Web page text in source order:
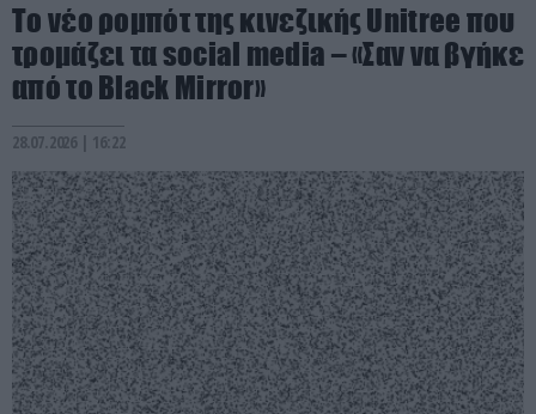
Το νέο ρομπότ της κινεζικής Unitree που
τρομάζει τα social media – «Σαν να βγήκε
από το Black Mirror»
28.07.2026 | 16:22